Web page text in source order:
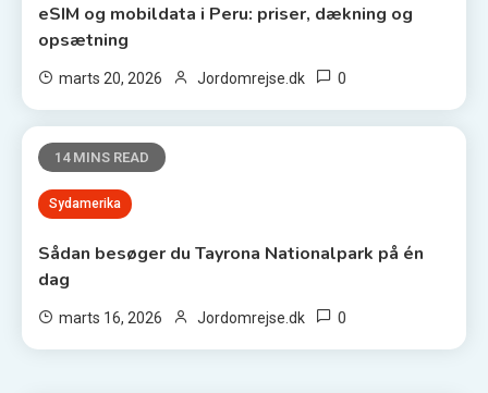
eSIM og mobildata i Peru: priser, dækning og
opsætning
marts 20, 2026 Jordomrejse.dk 0
14 MINS READ
Sydamerika
Sådan besøger du Tayrona Nationalpark på én
dag
marts 16, 2026 Jordomrejse.dk 0